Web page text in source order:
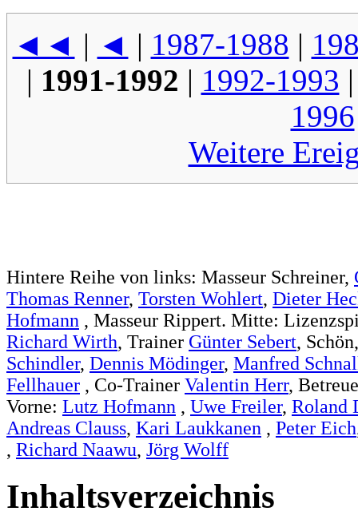
◄◄ | ◄ | 1987-1988 |
| 1991-1992 | 1992-1993
1996
Weitere
Hintere Reihe von links: Masseur Schreiner,
Thomas Renner, Torsten Wohlert, Dieter
Hofmann , Masseur Rippert. Mitte:
Richard Wirth, Trainer Günter Sebert,
Schindler, Dennis Mödinger, Manfred
Fellhauer , Co-Trainer Valentin Herr,
Vorne: Lutz Hofmann , Uwe Freiler, Roland
Andreas Clauss, Kari Laukkanen , Peter Eich
, Richard Naawu, Jörg Wolff
Inhaltsverzeichnis